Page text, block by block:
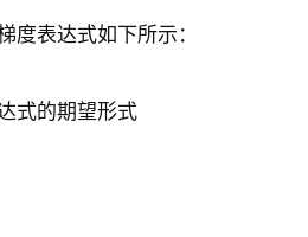
度表达式如下所示：
式的期望形式